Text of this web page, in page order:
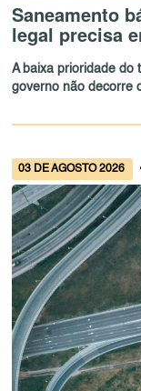
Saneamento
legal precisa
A baixa prioridade do
governo não decorre
03 DE AGOSTO 2026